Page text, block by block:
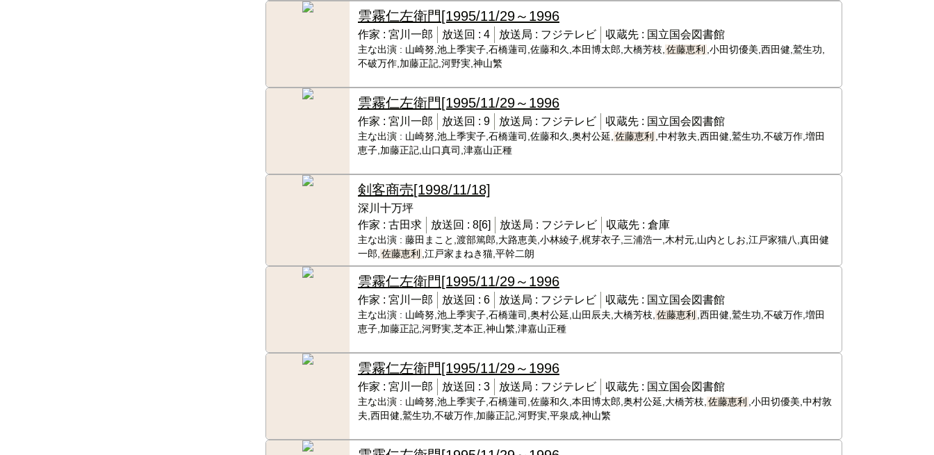
雲霧仁左衛門[1995/11/29～1996
作家 : 宮川一郎 放送回 : 4 放送局 : フジテレビ 収蔵先 : 国立国会図書館
主な出演 : 山崎努,池上季実子,石橋蓮司,佐藤和久,本田博太郎,大橋芳枝, 佐藤恵利
,小田切優美,西田健,鷲生功,
不破万作,加藤正記,河野実,神山繁
雲霧仁左衛門[1995/11/29～1996
作家 : 宮川一郎 放送回 : 9 放送局 : フジテレビ 収蔵先 : 国立国会図書館
主な出演 : 山崎努,池上季実子,石橋蓮司,佐藤和久,奥村公延, 佐藤恵利
,中村敦夫,西田健,鷲生功,不破万作,増田
恵子,加藤正記,山口真司,津嘉山正種
剣客商売[1998/11/18]
深川十万坪
作家 : 古田求 放送回 : 8[6] 放送局 : フジテレビ 収蔵先 : 倉庫
主な出演 : 藤田まこと,渡部篤郎,大路恵美,小林綾子,梶芽衣子,三浦浩一,木村元,山内としお,江戸家猫八,真田健
一郎, 佐藤恵利 ,江戸家まねき猫,平幹二朗
雲霧仁左衛門[1995/11/29～1996
作家 : 宮川一郎 放送回 : 6 放送局 : フジテレビ 収蔵先 : 国立国会図書館
主な出演 : 山崎努,池上季実子,石橋蓮司,奥村公延,山田辰夫,大橋芳枝, 佐藤恵利
,西田健,鷲生功,不破万作,増田
恵子,加藤正記,河野実,芝本正,神山繁,津嘉山正種
雲霧仁左衛門[1995/11/29～1996
作家 : 宮川一郎 放送回 : 3 放送局 : フジテレビ 収蔵先 : 国立国会図書館
主な出演 : 山崎努,池上季実子,石橋蓮司,佐藤和久,本田博太郎,奥村公延,大橋芳枝, 佐藤恵利
,小田切優美,中村敦
夫,西田健,鷲生功,不破万作,加藤正記,河野実,平泉成,神山繁